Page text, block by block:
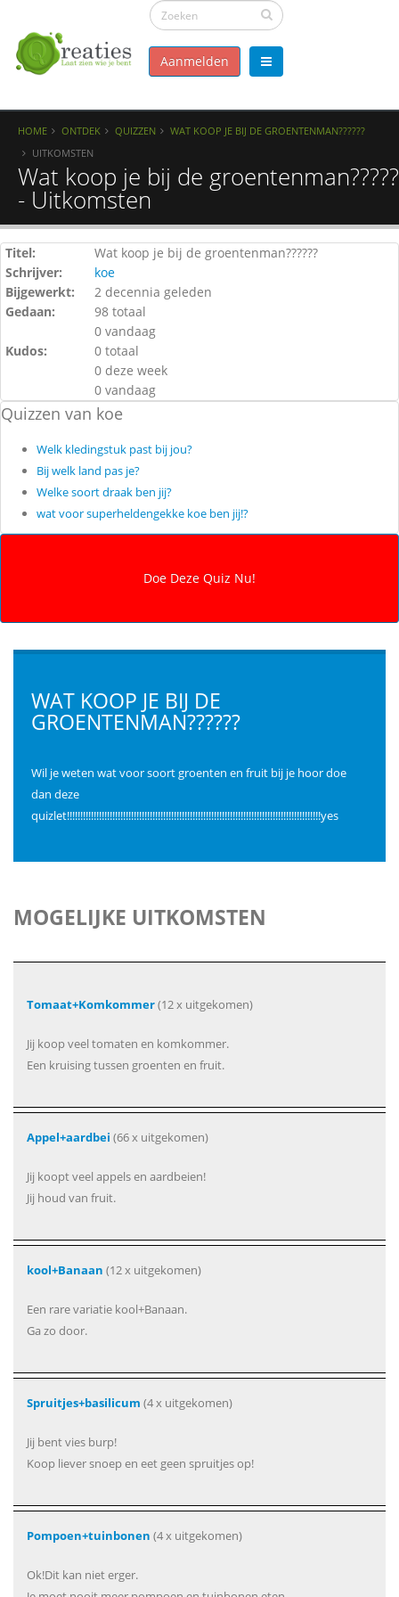
Aanmelden
HOME ONTDEK QUIZZEN
WAT KOOP JE BIJ DE GROENTENMAN??????
UITKOMSTEN
Wat koop je bij de
- Uitkomsten
Titel:
Wat koop je bij de groentenman??????
Schrijver:
koe
Bijgewerkt:
2 decennia geleden
Gedaan:
98 totaal
0 vandaag
Kudos:
0 totaal
0 deze week
0 vandaag
Quizzen van koe
Welk kledingstuk past bij jou?
Bij welk land pas je?
Welke soort draak ben jij?
wat voor superheldengekke koe ben jij!?
WAT KOOP JE BIJ DE
GROENTENMAN??????
Wil je weten wat voor soort groenten en fruit bij je hoor doe
dan deze
quizlet!!!!!!!!!!!!!!!!!!!!!!!!!!!!!!!!!!!!!!!!!!!!!!!!!!!!!!!!!!!!!!!!!!!!!!!!!!!!!!!!!!!!!!!!!!!!!!!yes
MOGELIJKE UITKOMSTEN
Tomaat+Komkommer(12 x uitgekomen)
Jij koop veel tomaten en komkommer.
Een kruising tussen groenten en fruit.
Appel+aardbei (66 x uitgekomen)
Jij koopt veel appels en aardbeien!
Jij houd van fruit.
kool+Banaan (12 x uitgekomen)
Een rare variatie kool+Banaan.
Ga zo door.
Spruitjes+basilicum (4 x uitgekomen)
Jij bent vies burp!
Koop liever snoep en eet geen spruitjes op!
Pompoen+tuinbonen (4 x uitgekomen)
Ok!Dit kan niet erger.